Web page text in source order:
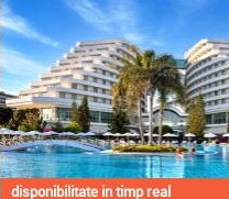
disponibilitate in timp real